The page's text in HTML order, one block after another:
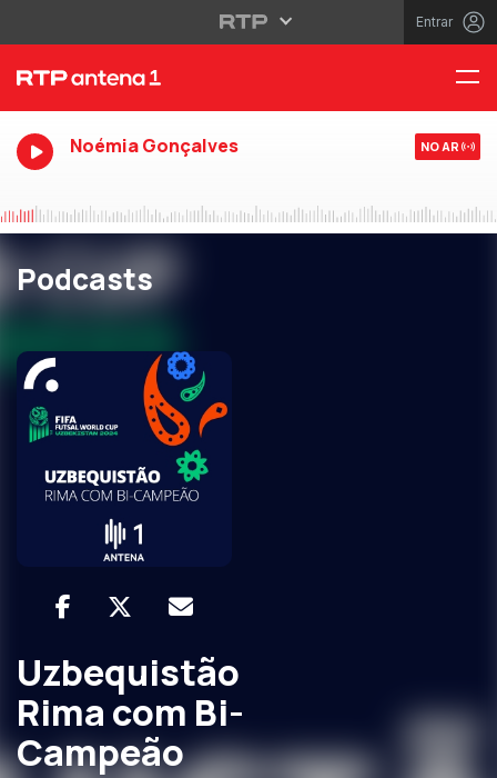
Entrar
Noémia Gonçalves NO AR
Podcasts
Uzbequistão
Rima com Bi-
Campeão